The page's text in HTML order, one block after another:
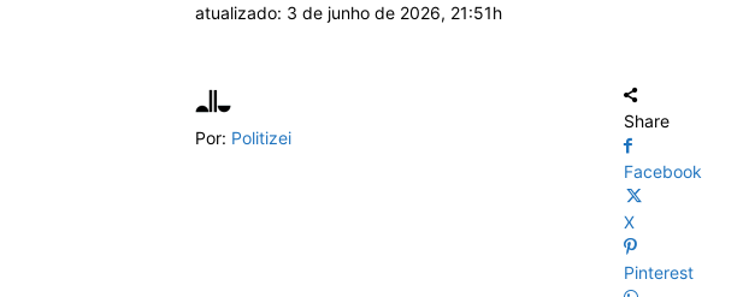
atualizado: 3 de junho de 2026, 21:51h
Por: Politizei
Share
Facebook
X
Pinterest